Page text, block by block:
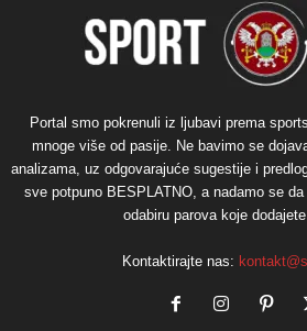
Portal smo pokrenuli iz ljubavi prema
mnoge više od pasije. Ne bavimo se
analizama, uz odgovarajuće sugestije i
sve potpuno BESPLATNO, a nadamo se
odabiru parova koje
Kontaktirajte nas: